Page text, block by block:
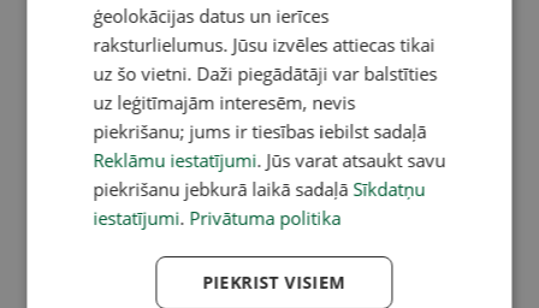
ģeolokācijas datus un ierīces
raksturlielumus. Jūsu izvēles attiecas tikai
uz šo vietni. Daži piegādātāji var balstīties
uz leģitīmajām interesēm, nevis
piekrišanu; jums ir tiesības iebilst sadaļā
Reklāmu iestatījumi. Jūs varat atsaukt savu
piekrišanu jebkurā laikā sadaļā Sīkdatņu
iestatījumi. Privātuma politika
PIEKRIST VISIEM